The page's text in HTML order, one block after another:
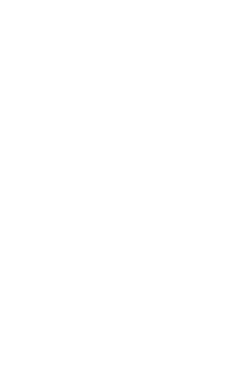
la
commune